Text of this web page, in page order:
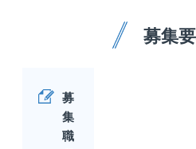
募集
募
集
職